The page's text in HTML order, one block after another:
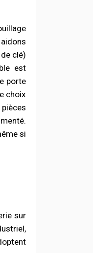
clé)
est
porte
choix
si
sur